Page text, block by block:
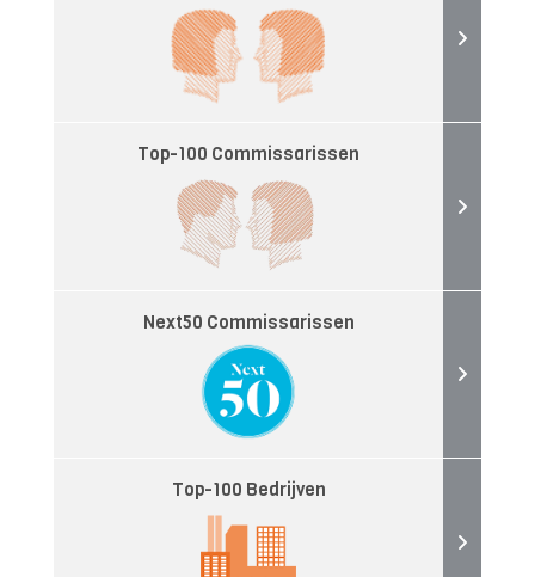
Top-100 Commissarissen
Next50 Commissarissen
Top-100 Bedrijven